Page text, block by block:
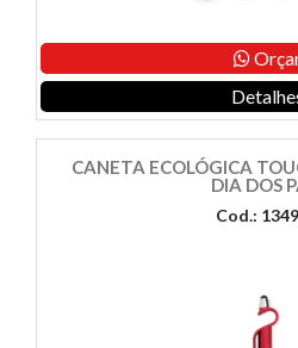
CANETA ECOLÓGICA
DIA DOS
Cod.: